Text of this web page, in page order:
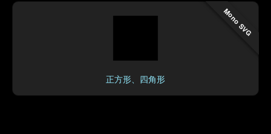
Mono SVG
正方形、四角形